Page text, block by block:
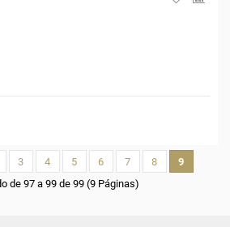
3 4 5 6 7 8
9
de 97 a 99 de 99 (9 Páginas)